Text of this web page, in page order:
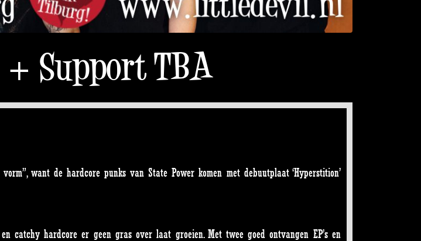
+ Support TBA
want de hardcore punks van State Power komen met debuutplaat ‘Hyperstition’
hardcore er geen gras over laat groeien. Met twee goed ontvangen EP’s en